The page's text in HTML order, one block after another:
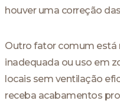
houver uma correção
Outro fator comum está
inadequada ou uso em
locais sem ventilação
receba acabamentos